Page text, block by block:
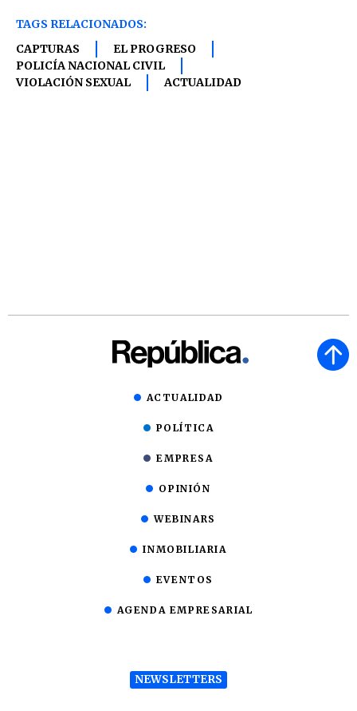
TAGS RELACIONADOS:
CAPTURAS
EL PROGRESO
POLICÍA NACIONAL CIVIL
VIOLACIÓN SEXUAL
ACTUALIDAD
ACTUALIDAD
POLÍTICA
EMPRESA
OPINIÓN
WEBINARS
INMOBILIARIA
EVENTOS
AGENDA EMPRESARIAL
NEWSLETTERS